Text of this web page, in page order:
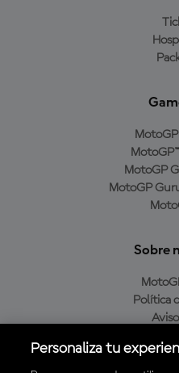
MotoGP
MotoGP
Sobre
Política
Política
Personaliza tu